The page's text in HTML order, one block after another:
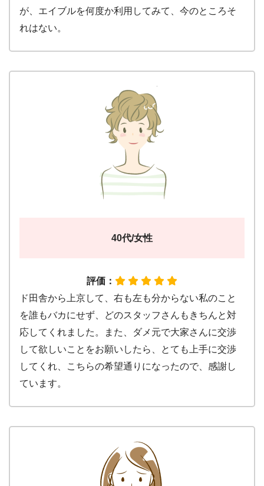
が、エイブルを何度か利用してみて、今のところそ
れはない。
40代/女性
評価：
ド田舎から上京して、右も左も分からない私のこと
を誰もバカにせず、どのスタッフさんもきちんと対
応してくれました。また、ダメ元で大家さんに交渉
して欲しいことをお願いしたら、とても上手に交渉
してくれ、こちらの希望通りになったので、感謝し
ています。